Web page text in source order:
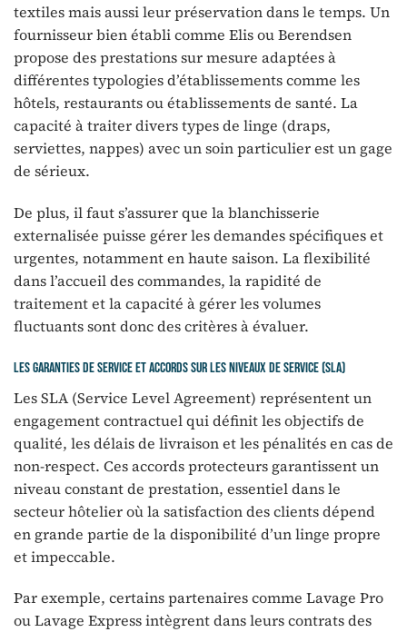
textiles mais aussi leur préservation dans le temps. Un
fournisseur bien établi comme Elis ou Berendsen
propose des prestations sur mesure adaptées à
différentes typologies d’établissements comme les
hôtels, restaurants ou établissements de santé. La
capacité à traiter divers types de linge (draps,
serviettes, nappes) avec un soin particulier est un gage
de sérieux.
De plus, il faut s’assurer que la blanchisserie
externalisée puisse gérer les demandes spécifiques et
urgentes, notamment en haute saison. La flexibilité
dans l’accueil des commandes, la rapidité de
traitement et la capacité à gérer les volumes
fluctuants sont donc des critères à évaluer.
Les garanties de service et accords sur les niveaux de service (SLA)
Les SLA (Service Level Agreement) représentent un
engagement contractuel qui définit les objectifs de
qualité, les délais de livraison et les pénalités en cas de
non-respect. Ces accords protecteurs garantissent un
niveau constant de prestation, essentiel dans le
secteur hôtelier où la satisfaction des clients dépend
en grande partie de la disponibilité d’un linge propre
et impeccable.
Par exemple, certains partenaires comme Lavage Pro
ou Lavage Express intègrent dans leurs contrats des